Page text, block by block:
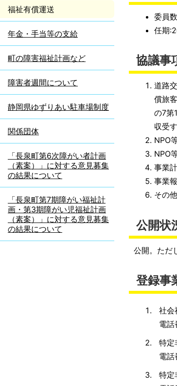
福祉有償運送
年金・手当等の支給
町の障害福祉計画など
障害者週間について
静岡県ゆずりあい駐車場制度
関係団体
「長泉町第6次障がい者計画
（素案）」に対する意見募集
の結果について
「長泉町第7期障がい福祉計
画・第3期障がい児福祉計画
（素案）」に対する意見募集
の結果について
委員
任期
協議事
道路
償旅
の7第
収受
NPO
NPO
事業
事業
その
公開状
公開。ただ
登録事
社会
電
特定
電
特定